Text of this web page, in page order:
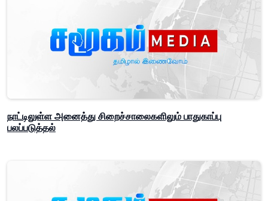
நாட்டிலுள்ள அனைத்து சிறைச்சாலைகளிலும் பாதுகாப்பு
பலப்படுத்தல்